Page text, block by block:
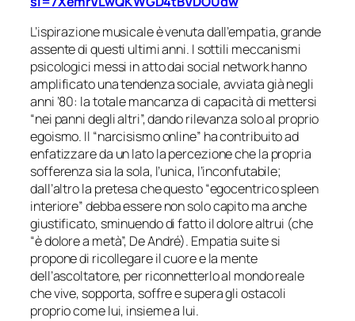
L’ispirazione musicale è venuta dall’empatia, grande
assente di questi ultimi anni. I sottili meccanismi
psicologici messi in atto dai social network hanno
amplificato una tendenza sociale, avviata già negli
anni ’80: la totale mancanza di capacità di mettersi
“nei panni degli altri”, dando rilevanza solo al proprio
egoismo. Il “narcisismo online” ha contribuito ad
enfatizzare da un lato la percezione che la propria
sofferenza sia la sola, l’unica, l’inconfutabile;
dall’altro la pretesa che questo “egocentrico spleen
interiore” debba essere non solo capito ma anche
giustificato, sminuendo di fatto il dolore altrui (che
“è dolore a metà”, De André). Empatia suite si
propone di ricollegare il cuore e la mente
dell’ascoltatore, per riconnetterlo al mondo reale
che vive, sopporta, soffre e supera gli ostacoli
proprio come lui, insieme a lui.